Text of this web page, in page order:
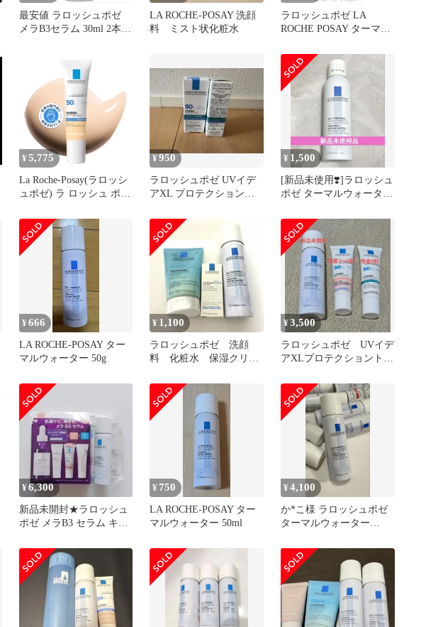
最安値 ラロッシュポゼ
メラB3セラム 30ml 2本セ
LA ROCHE-POSAY 洗顔
料 ミスト状化粧水
ラロッシュポゼ LA
ROCHE POSAY ターマル
[020310]
¥ 5,775
La Roche-Posay(ラロッシ
ュポゼ) ラ ロッシュ ポゼ
¥950
ラロッシュポゼ UVイデ
アXL プロテクショント
個
¥ 1,500
[新品未使用❣️]ラロッシュ
ポゼ ターマルウォーター
¥666
LA ROCHE-POSAY ター
マルウォーター 50g
¥ 1,100
ラロッシュポゼ 洗顔
料 化粧水 保湿クリー
¥3,500
ラロッシュポゼ UVイデ
アXLプロテクショントー
ーター
¥6,300
新品未開封★ラロッシュ
ポゼ メラB3 セラム キッ
¥ 750
LA ROCHE-POSAY ター
マルウォーター 50ml
¥4,100
か*こ様 ラロッシュポゼ
ターマルウォーター